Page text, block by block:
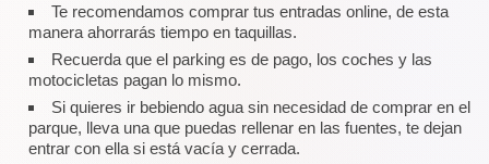
Te recomendamos comprar tus entradas online, de esta
manera ahorrarás tiempo en taquillas.
Recuerda que el parking es de pago, los coches y las
motocicletas pagan lo mismo.
Si quieres ir bebiendo agua sin necesidad de comprar en el
parque, lleva una que puedas rellenar en las fuentes, te dejan
entrar con ella si está vacía y cerrada.